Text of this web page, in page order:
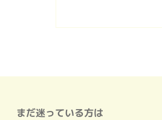
まだ迷っている方は